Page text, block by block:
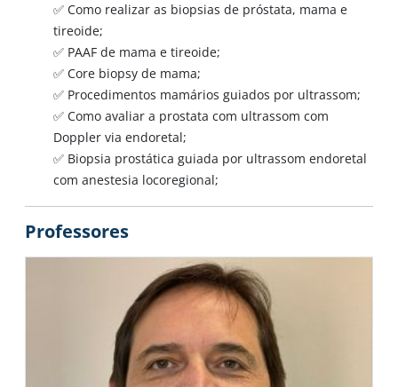
✅ Como realizar as biopsias de próstata, mama e
tireoide;
✅ PAAF de mama e tireoide;
✅ Core biopsy de mama;
✅ Procedimentos mamários guiados por ultrassom;
✅ Como avaliar a prostata com ultrassom com
Doppler via endoretal;
✅ Biopsia prostática guiada por ultrassom endoretal
com anestesia locoregional;
Professores